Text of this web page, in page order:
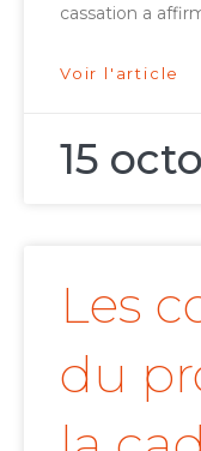
cassation a
Voir l'article
15
Les
du